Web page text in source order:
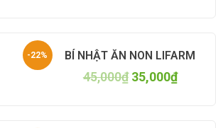
-22% BÍ NHẬT ĂN NON LIFARM
45,000₫ 35,000₫